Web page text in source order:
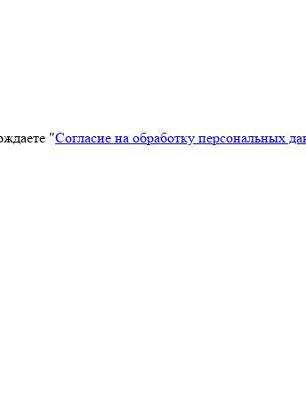
"Согласие на обработку персональных